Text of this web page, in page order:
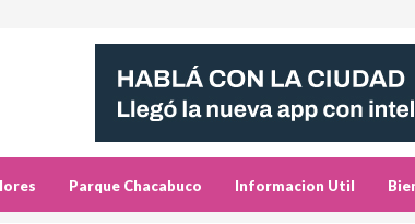
Parque Chacabuco Informacion Util